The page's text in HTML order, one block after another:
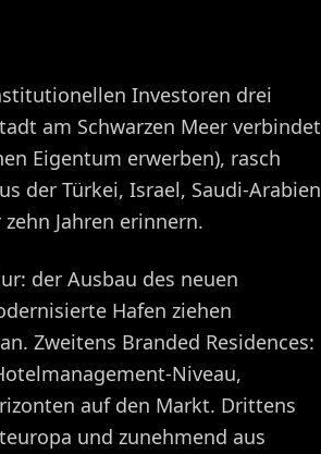
Investoren drei
am Schwarzen Meer verbindet
Eigentum erwerben), rasch
der Türkei, Israel, Saudi-Arabien
Jahren erinnern.
der Ausbau des neuen
Hafen ziehen
Zweitens Branded Residences:
Niveau,
auf den Markt. Drittens
und zunehmend aus